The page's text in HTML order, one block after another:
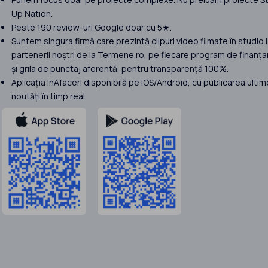
Up Nation.
Peste 190 review-uri Google doar cu 5★.
Suntem singura firmă care prezintă clipuri video filmate în studio
partenerii noștri de la Termene.ro, pe fiecare program de
și grila de punctaj aferentă, pentru transparență 100%.
Aplicația InAfaceri disponibilă pe IOS/Android, cu publicarea
noutăți în timp real.